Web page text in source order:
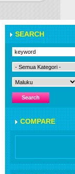
SEARCH
COMPARE